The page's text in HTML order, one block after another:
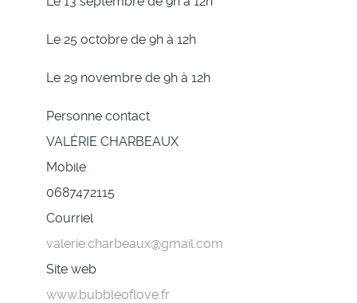
Le 25 octobre de 9h à 12h
Le 29 novembre de 9h à 12h
Personne contact
VALÉRIE CHARBEAUX
Mobile
0687472115
Courriel
valerie.charbeaux@gmail.com
Site web
www.bubbleoflove.fr